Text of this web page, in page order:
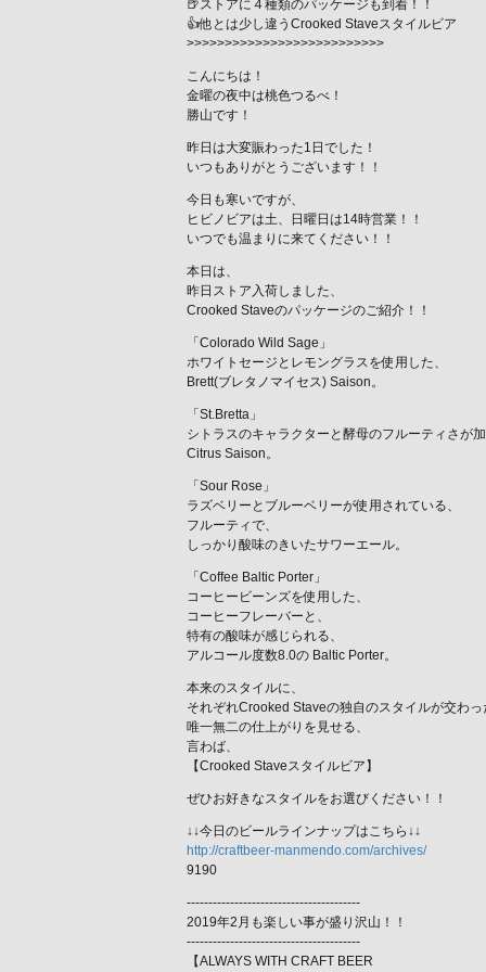
🍺ストアに４種類のパッケージも到着！！
👍他とは少し違うCrooked Staveスタイルビア
>>>>>>>>>>>>>>>>>>>>>>>>>>
こんにちは！
金曜の夜中は桃色つるべ！
勝山です！
昨日は大変賑わった1日でした！
いつもありがとうございます！！
今日も寒いですが、
ヒビノビアは土、日曜日は14時営業！！
いつでも温まりに来てください！！
本日は、
昨日ストア入荷しました、
Crooked Staveのパッケージのご紹介！！
「Colorado Wild Sage」
ホワイトセージとレモングラスを使用した、
Brett(ブレタノマイセス) Saison。
「St.Bretta」
シトラスのキャラクターと酵母のフルーティさが
Citrus Saison。
「Sour Rose」
ラズベリーとブルーベリーが使用されている、
フルーティで、
しっかり酸味のきいたサワーエール。
「Coffee Baltic Porter」
コーヒービーンズを使用した、
コーヒーフレーバーと、
特有の酸味が感じられる、
アルコール度数8.0の Baltic Porter。
本来のスタイルに、
それぞれCrooked Staveの独自のスタイルが交わっ
唯一無二の仕上がりを見せる、
言わば、
【Crooked Staveスタイルビア】
ぜひお好きなスタイルをお選びください！！
↓↓今日のビールラインナップはこちら↓↓
http://craftbeer-manmendo.com/archives/
9190
----------------------------------------
2019年2月も楽しい事が盛り沢山！！
----------------------------------------
【ALWAYS WITH CRAFT BEER